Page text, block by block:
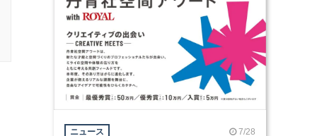
ニュース 7/28